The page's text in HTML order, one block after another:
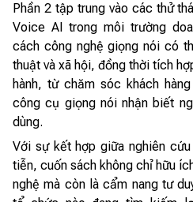
Phần 2 tập trung vào các thử
Voice AI trong môi trường
cách công nghệ giọng nói có
thuật và xã hội, đồng thời tích
hành, từ chăm sóc khách
công cụ giọng nói nhận biết
dùng.
Với sự kết hợp giữa nghiên
tiễn, cuốn sách không chỉ hữu
nghệ mà còn là cẩm nang tư